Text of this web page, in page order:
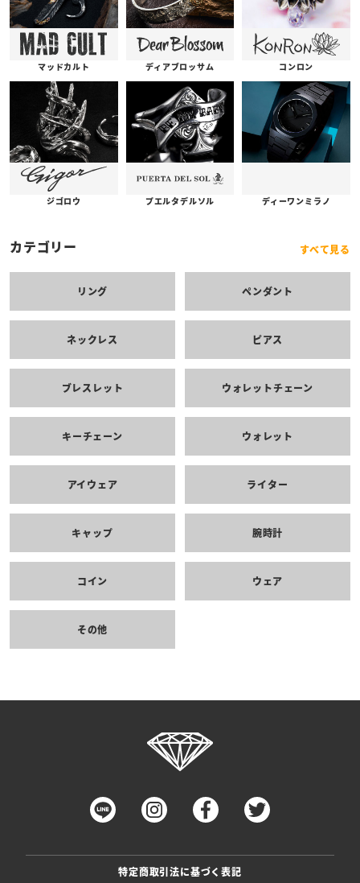
マッドカルト ディアブロッサム コンロン
ジゴロウ プエルタデルソル ディーワンミラノ
カテゴリー すべて見る
リング ペンダント
ネックレス ピアス
ブレスレット ウォレットチェーン
キーチェーン ウォレット
アイウェア ライター
キャップ 腕時計
コイン ウェア
その他
特定商取引法に基づく表記